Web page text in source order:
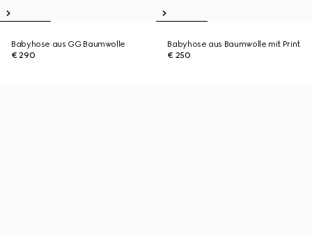
Babyhose aus GG Baumwolle
€ 290
Babyhose aus Baumwolle mit Print
€ 250